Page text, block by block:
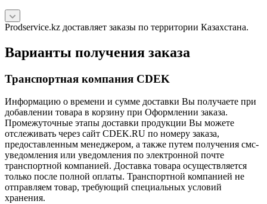
Prodservice.kz доставляет заказы по территории Казахстана.
Варианты получения заказа
Транспортная компания CDEK
Информацию о времени и сумме доставки Вы получаете при
добавлении товара в корзину при Оформлении заказа.
Промежуточные этапы доставки продукции Вы можете
отслеживать через сайт CDEK.RU по номеру заказа,
предоставленным менеджером, а также путем получения смс-
уведомления или уведомления по электронной почте
транспортной компанией. Доставка товара осуществляется
только после полной оплаты. Транспортной компанией не
отправляем товар, требующий специальных условий
хранения.